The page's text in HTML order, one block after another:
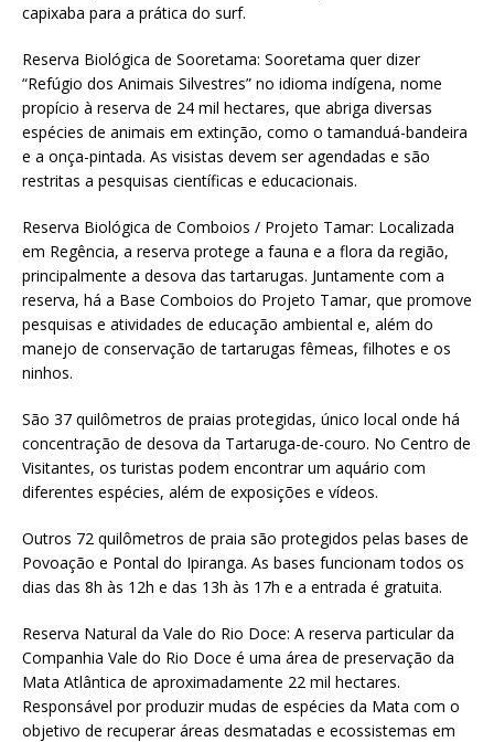
capixaba para a prática do surf.
Reserva Biológica de Sooretama: Sooretama quer dizer
“Refúgio dos Animais Silvestres” no idioma indígena, nome
propício à reserva de 24 mil hectares, que abriga diversas
espécies de animais em extinção, como o tamanduá-bandeira
e a onça-pintada. As visistas devem ser agendadas e são
restritas a pesquisas científicas e educacionais.
Reserva Biológica de Comboios / Projeto Tamar: Localizada
em Regência, a reserva protege a fauna e a flora da região,
principalmente a desova das tartarugas. Juntamente com a
reserva, há a Base Comboios do Projeto Tamar, que promove
pesquisas e atividades de educação ambiental e, além do
manejo de conservação de tartarugas fêmeas, filhotes e os
ninhos.
São 37 quilômetros de praias protegidas, único local onde há
concentração de desova da Tartaruga-de-couro. No Centro de
Visitantes, os turistas podem encontrar um aquário com
diferentes espécies, além de exposições e vídeos.
Outros 72 quilômetros de praia são protegidos pelas bases de
Povoação e Pontal do Ipiranga. As bases funcionam todos os
dias das 8h às 12h e das 13h às 17h e a entrada é gratuita.
Reserva Natural da Vale do Rio Doce: A reserva particular da
Companhia Vale do Rio Doce é uma área de preservação da
Mata Atlântica de aproximadamente 22 mil hectares.
Responsável por produzir mudas de espécies da Mata com o
objetivo de recuperar áreas desmatadas e ecossistemas em